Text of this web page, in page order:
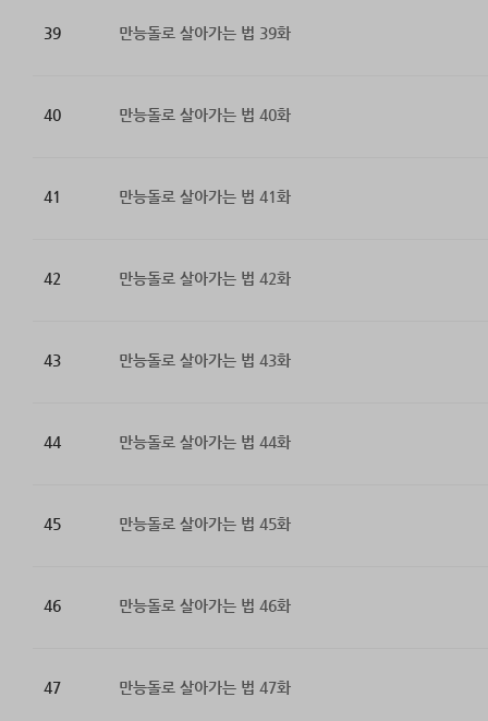
39 만능돌로 살아가는 법 39화
40 만능돌로 살아가는 법 40화
41 만능돌로 살아가는 법 41화
42 만능돌로 살아가는 법 42화
43 만능돌로 살아가는 법 43화
44 만능돌로 살아가는 법 44화
45 만능돌로 살아가는 법 45화
46 만능돌로 살아가는 법 46화
47 만능돌로 살아가는 법 47화